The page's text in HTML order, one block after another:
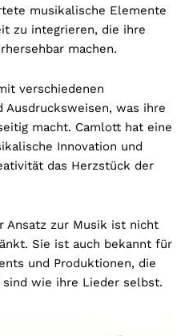
musikalische Elemente
zu integrieren, die ihre
machen.
verschiedenen
Ausdrucksweisen, was ihre
macht. Camlott hat eine
Innovation und
das Herzstück der
Ansatz zur Musik ist nicht
Sie ist auch bekannt für
und Produktionen, die
wie ihre Lieder selbst.